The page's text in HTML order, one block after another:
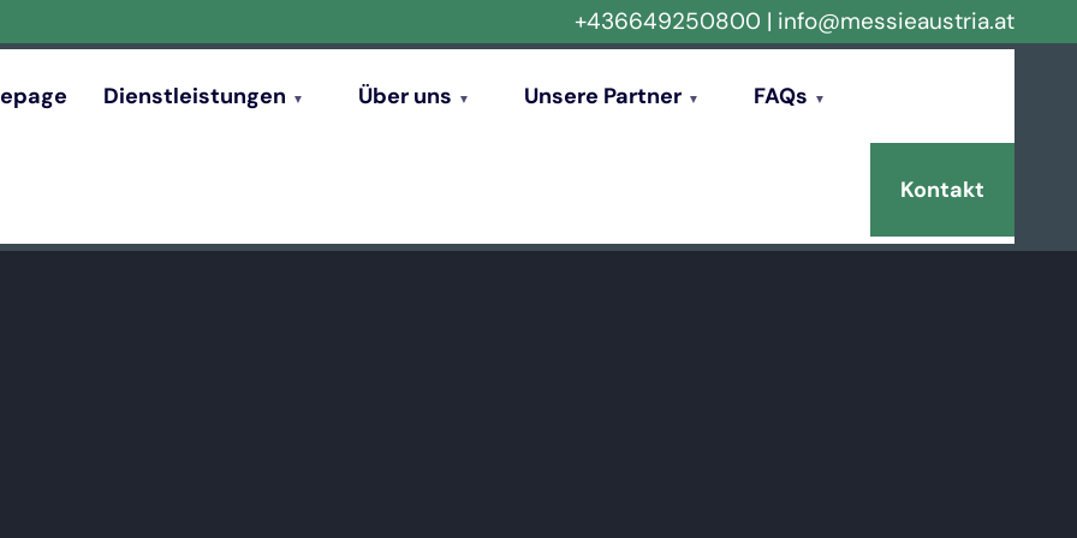
+436649250800 | info@messieaustria.at
Dienstleistungen Über uns Unsere Partner FAQs
Kontakt